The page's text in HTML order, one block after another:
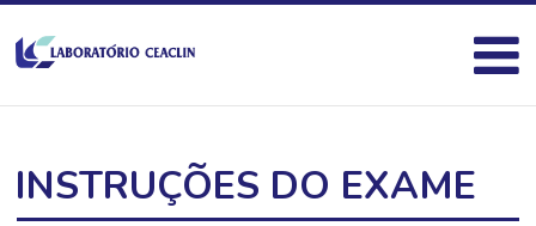
INSTRUÇÕES DO EXAME